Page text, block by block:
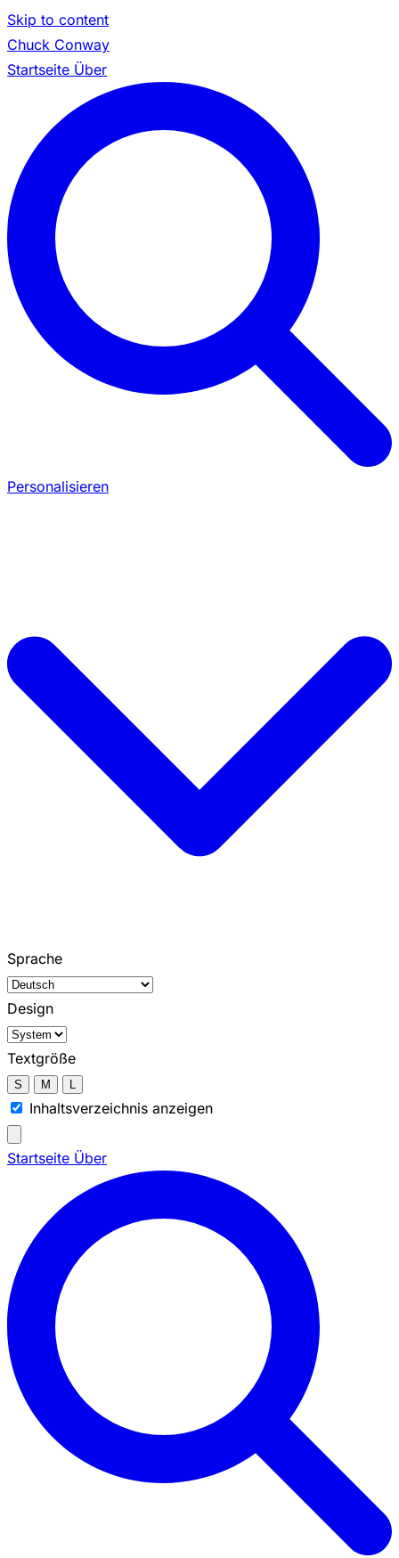
Skip to content
Chuck Conway
Startseite Über
Personalisieren
Sprache
Design
Textgröße
S M L
Inhaltsverzeichnis anzeigen
Startseite Über